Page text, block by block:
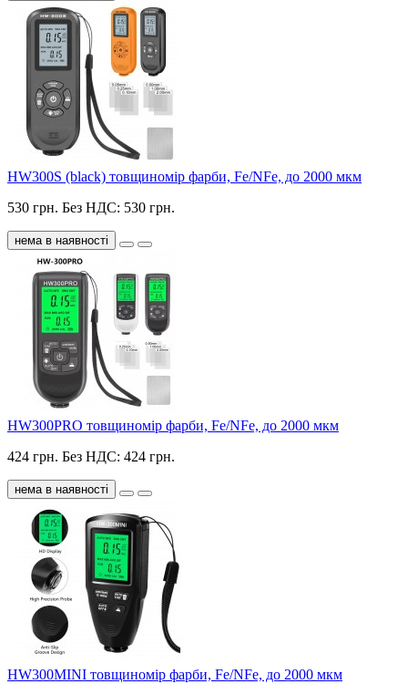
HW300S (black) товщиномір фарби, Fe/NFe, до 2000 мкм
530 грн. Без НДС: 530 грн.
нема в наявності
HW300PRO товщиномір фарби, Fe/NFe, до 2000 мкм
424 грн. Без НДС: 424 грн.
нема в наявності
HW300MINI товщиномір фарби, Fe/NFe, до 2000 мкм